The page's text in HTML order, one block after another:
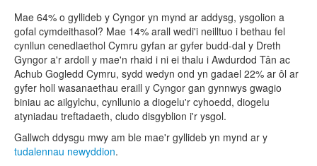
Mae 64% o gyllideb y Cyngor yn mynd ar addysg, ysgolion a
gofal cymdeithasol? Mae 14% arall wedi'i neilltuo i bethau fel
cynllun cenedlaethol Cymru gyfan ar gyfer budd-dal y Dreth
Gyngor a'r ardoll y mae'n rhaid i ni ei thalu i Awdurdod Tân ac
Achub Gogledd Cymru, sydd wedyn ond yn gadael 22% ar ôl ar
gyfer holl wasanaethau eraill y Cyngor gan gynnwys gwagio
biniau ac ailgylchu, cynllunio a diogelu'r cyhoedd, diogelu
atyniadau treftadaeth, cludo disgyblion i'r ysgol.
Gallwch ddysgu mwy am ble mae'r gyllideb yn mynd ar y
tudalennau newyddion.